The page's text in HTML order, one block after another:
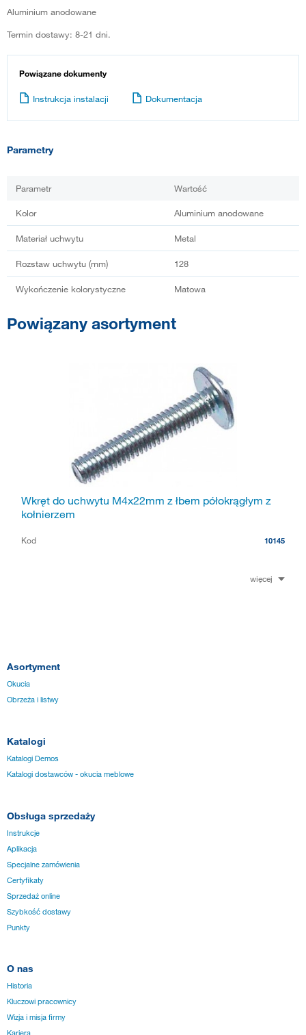
Aluminium anodowane
Termin dostawy: 8-21 dni.
Powiązane dokumenty
Instrukcja instalacji Dokumentacja
Parametry
Parametr Wartość
Kolor Aluminium anodowane
Materiał uchwytu Metal
Rozstaw uchwytu (mm) 128
Wykończenie kolorystyczne Matowa
Powiązany asortyment
Wkręt do uchwytu M4x22mm z łbem półokrągłym z
kołnierzem
Kod 10145
więcej
Asortyment
Okucia
Obrzeża i listwy
Katalogi
Katalogi Demos
Katalogi dostawców - okucia meblowe
Obsługa sprzedaży
Instrukcje
Aplikacja
Specjalne zamówienia
Certyfikaty
Sprzedaż online
Szybkość dostawy
Punkty
O nas
Historia
Kluczowi pracownicy
Wizja i misja firmy
Kariera